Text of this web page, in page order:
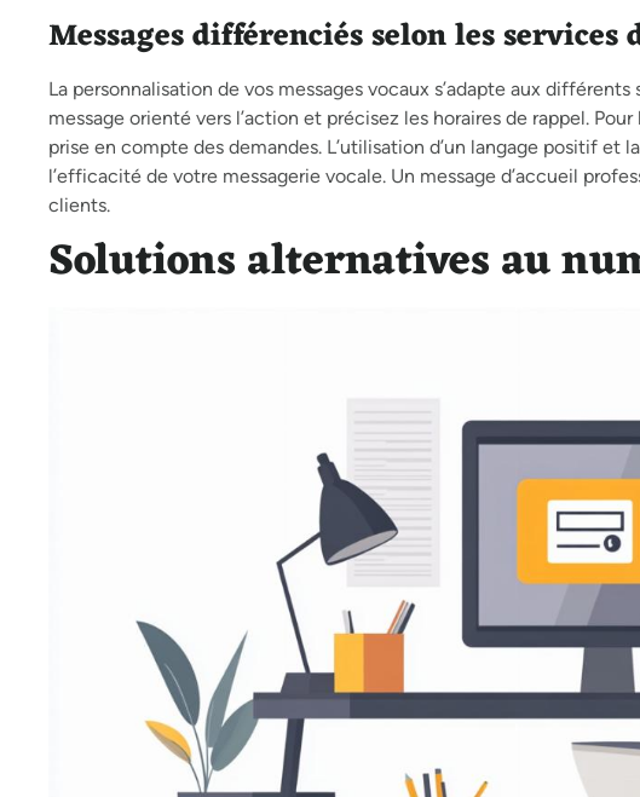
Messages différenciés selon les services
La personnalisation de vos messages vocaux s’adapte aux
message orienté vers l’action et précisez les horaires de rappel.
prise en compte des demandes. L’utilisation d’un langage positif
l’efficacité de votre messagerie vocale. Un message d’accueil
clients.
Solutions alternatives au